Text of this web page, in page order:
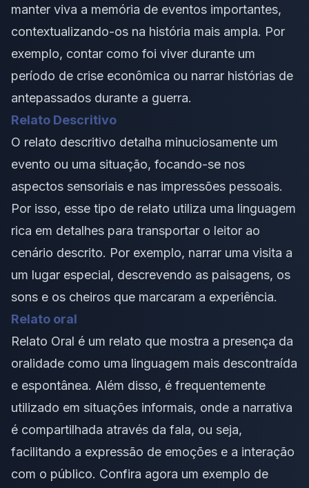
manter viva a memória de eventos importantes,
contextualizando-os na história mais ampla. Por
exemplo, contar como foi viver durante um
período de crise econômica ou narrar histórias de
antepassados durante a guerra.
Relato Descritivo
O relato descritivo detalha minuciosamente um
evento ou uma situação, focando-se nos
aspectos sensoriais e nas impressões pessoais.
Por isso, esse tipo de relato utiliza uma linguagem
rica em detalhes para transportar o leitor ao
cenário descrito. Por exemplo, narrar uma visita a
um lugar especial, descrevendo as paisagens, os
sons e os cheiros que marcaram a experiência.
Relato oral
Relato Oral é um relato que mostra a presença da
oralidade como uma linguagem mais descontraída
e espontânea. Além disso, é frequentemente
utilizado em situações informais, onde a narrativa
é compartilhada através da fala, ou seja,
facilitando a expressão de emoções e a interação
com o público. Confira agora um exemplo de